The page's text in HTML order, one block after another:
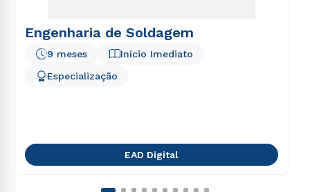
Engenharia de Soldagem
Início Imediato
9 meses
Especialização
EAD Digital